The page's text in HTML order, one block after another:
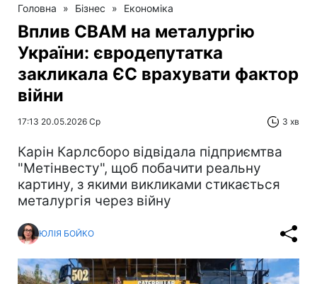
Головна » Бізнес » Економіка
Вплив CBAM на металургію
України: євродепутатка
закликала ЄС врахувати фактор
війни
17:13 20.05.2026 Ср 3 хв
Карін Карлсборо відвідала підприємтва
"Метінвесту", щоб побачити реальну
картину, з якими викликами стикається
металургія через війну
ЮЛІЯ БОЙКО